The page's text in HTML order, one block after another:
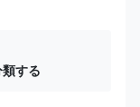
する